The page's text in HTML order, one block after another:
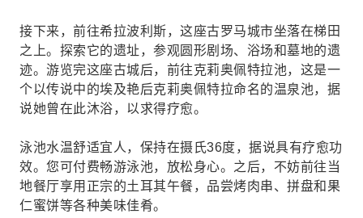
接下来，前往希拉波利斯，这座古罗马城市坐落在梯田
之上。探索它的遗址，参观圆形剧场、浴场和墓地的遗
迹。游览完这座古城后，前往克莉奥佩特拉池，这是一
个以传说中的埃及艳后克莉奥佩特拉命名的温泉池，据
说她曾在此沐浴，以求得疗愈。
泳池水温舒适宜人，保持在摄氏36度，据说具有疗愈功
效。您可付费畅游泳池，放松身心。之后，不妨前往当
地餐厅享用正宗的土耳其午餐，品尝烤肉串、拼盘和果
仁蜜饼等各种美味佳肴。